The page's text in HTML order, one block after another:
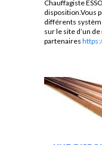
Chauffagiste
disposition.Vous
différents
sur le site d’un de
partenaires